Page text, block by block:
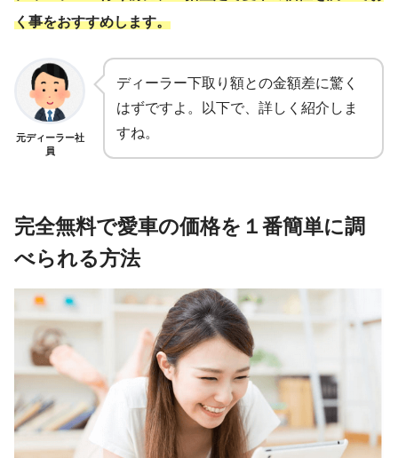
く事をおすすめします。
元ディーラー社
員
ディーラー下取り額との金額差に驚く
はずですよ。
以下で、詳しく紹介しま
すね。
完全無料で愛車の価格を１番簡単に調
べられる方法